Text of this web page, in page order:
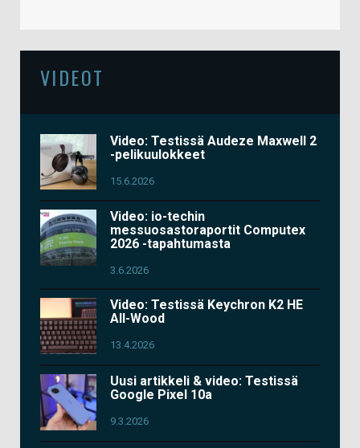
VIDEOT
Video: Testissä Audeze Maxwell 2
-pelikuulokkeet
15.6.2026
Video: io-techin
messuosastoraportit Computex
2026 -tapahtumasta
3.6.2026
Video: Testissä Keychron K2 HE
All-Wood
13.4.2026
Uusi artikkeli & video: Testissä
Google Pixel 10a
9.3.2026